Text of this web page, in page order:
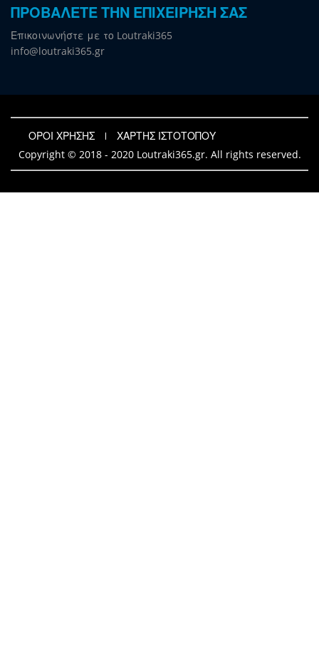
ΠΡΟΒΑΛΕΤΕ ΤΗΝ ΕΠΙΧΕΙΡΗΣΗ ΣΑΣ
Επικοινωνήστε με το Loutraki365
info@loutraki365.gr
ΟΡΟΙ ΧΡΗΣΗΣ
ΧΑΡΤΗΣ ΙΣΤΟΤΟΠΟΥ
Copyright © 2018 - 2020 Loutraki365.gr. All rights reserved.